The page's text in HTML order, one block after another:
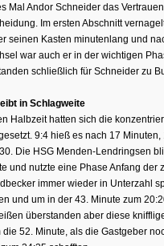
Mal Andor Schneider das
Im ersten Abschnitt
seinen Kasten minutenlang und
war auch er in der wichtigen
schließlich für Schneider zu
in Schlagweite
Halbzeit hatten sich die
9:4 hieß es nach 17 Minuten,
Die HSG Menden-Lendringsen
und nutzte eine Phase Anfang der
immer wieder in Unterzahl
und um in der 43. Minute zum
überstanden aber diese
die 52. Minute, als die Gastgeber